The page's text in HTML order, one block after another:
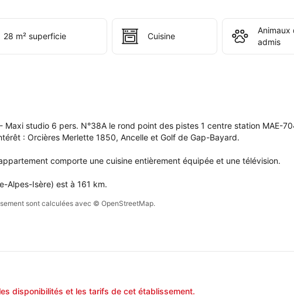
que
28 m² superficie Cuisine
Animaux
admis
Maxi studio 6 pers. N°38A le rond point des pistes 1 centre station MAE-
: Orcières Merlette 1850, Ancelle et Golf de Gap-Bayard.
comporte une cuisine entièrement équipée et une télévision.
Alpes-Isère) est à 161 km.
sont calculées avec © OpenStreetMap.
disponibilités et les tarifs de cet établissement.